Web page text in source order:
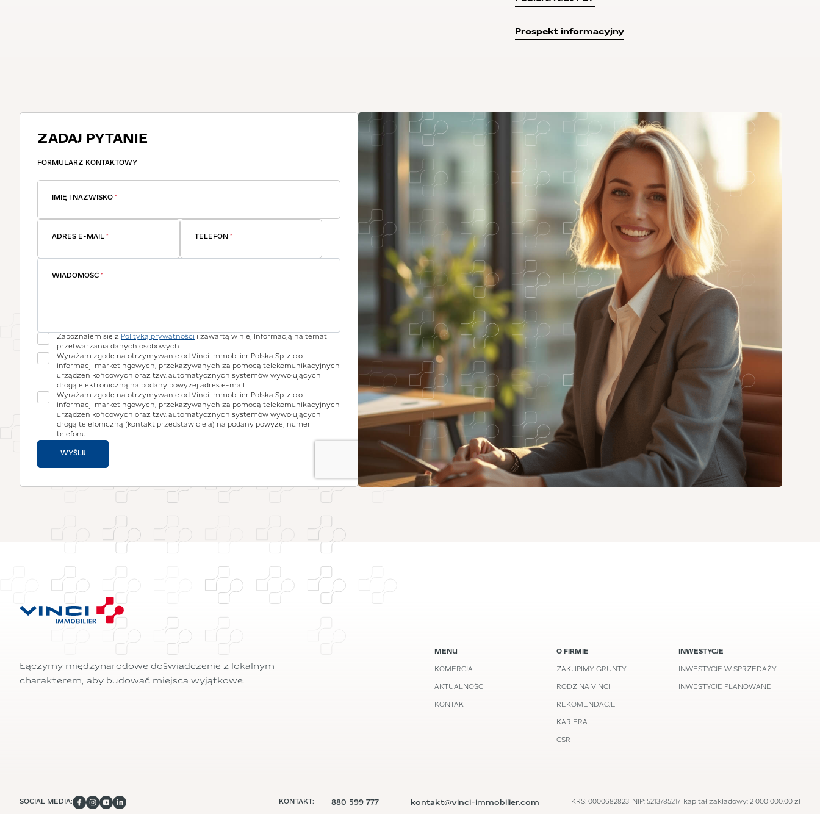
Prospekt informacyjny
ZADAJ PYTANIE
FORMULARZ KONTAKTOWY
IMIĘ I NAZWISKO *
ADRES E-MAIL * TELEFON *
WIADOMOŚĆ *
Zapoznałem się z Polityką prywatności i zawartą w niej Informacją na temat
przetwarzania danych osobowych
Wyrażam zgodę na otrzymywanie od Vinci Immobilier Polska Sp. z o.o.
informacji marketingowych, przekazywanych za pomocą telekomunikacyjnych
urządzeń końcowych oraz tzw. automatycznych systemów wywołujących
drogą elektroniczną na podany powyżej adres e-mail
Wyrażam zgodę na otrzymywanie od Vinci Immobilier Polska Sp. z o.o.
informacji marketingowych, przekazywanych za pomocą telekomunikacyjnych
urządzeń końcowych oraz tzw. automatycznych systemów wywołujących
drogą telefoniczną (kontakt przedstawiciela) na podany powyżej numer
telefonu
WYŚLIJ
Łączymy międzynarodowe doświadczenie z lokalnym
charakterem, aby budować miejsca wyjątkowe.
MENU
KOMERCJA
AKTUALNOŚCI
KONTAKT
O FIRMIE
ZAKUPIMY GRUNTY
RODZINA VINCI
REKOMENDACJE
KARIERA
CSR
INWESTYCJE
INWESTYCJE W SPRZEDAŻY
INWESTYCJE PLANOWANE
SOCIAL MEDIA: KONTAKT: 880 599 777 kontakt@vinci-immobilier.com KRS: 0000682823 NIP: 5213785217 kapitał zakładowy: 2 000 000.00 zł